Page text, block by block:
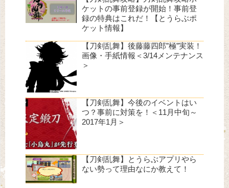
ケットの事前登録が開始！事前登
録の特典はこれだ！【とうらぶポ
ケット情報】
【刀剣乱舞】後藤藤四郎”極”実装！
画像・手紙情報＜3/14メンテナンス
＞
【刀剣乱舞】今後のイベントはい
つ？事前に対策を！＜11月中旬～
2017年1月＞
【刀剣乱舞】とうらぶアプリやら
ない勢って理由なにか教えて！